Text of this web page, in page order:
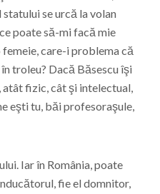
statului se urcă la volan
poate să-mi facă mie
care-i problema că
troleu? Dacă Băsescu îşi
atât fizic, cât şi intelectual,
eşti tu, băi profesoraşule,
Iar în România, poate
fie el domnitor,